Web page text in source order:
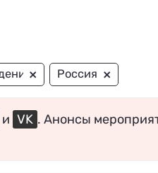
× Россия ×
и VK . Анонсы